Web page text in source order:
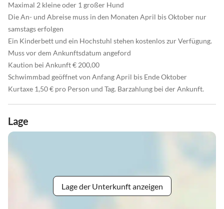
Maximal 2 kleine oder 1 großer Hund
Die An- und Abreise muss in den Monaten April bis Oktober nur
samstags erfolgen
Ein Kinderbett und ein Hochstuhl stehen kostenlos zur Verfügung.
Muss vor dem Ankunftsdatum angeford
Kaution bei Ankunft € 200,00
Schwimmbad geöffnet von Anfang April bis Ende Oktober
Kurtaxe 1,50 € pro Person und Tag. Barzahlung bei der Ankunft.
Lage
Lage der Unterkunft anzeigen